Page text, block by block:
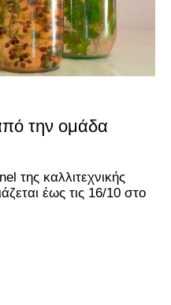
την ομάδα
της καλλιτεχνικής
έως τις 16/10 στο